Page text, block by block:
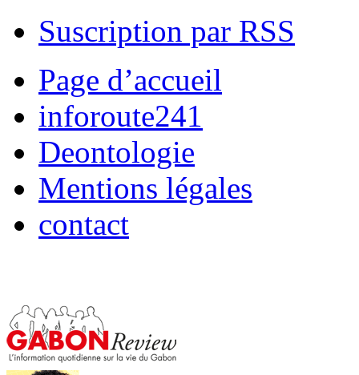
Suscription par RSS
Page d’accueil
inforoute241
Deontologie
Mentions légales
contact